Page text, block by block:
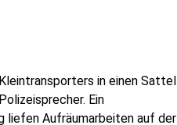
in einen
Ein
liefen Aufräumarbeiten auf der